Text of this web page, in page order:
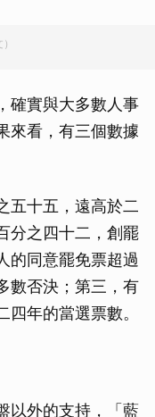
確實與大多數人事
來看，有三個數據
五十五，遠高於二
分之四十二，創罷
的同意罷免票超過
數否決；第三，有
年的當選票數。
以外的支持，「藍